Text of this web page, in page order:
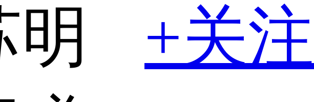
+关注
明